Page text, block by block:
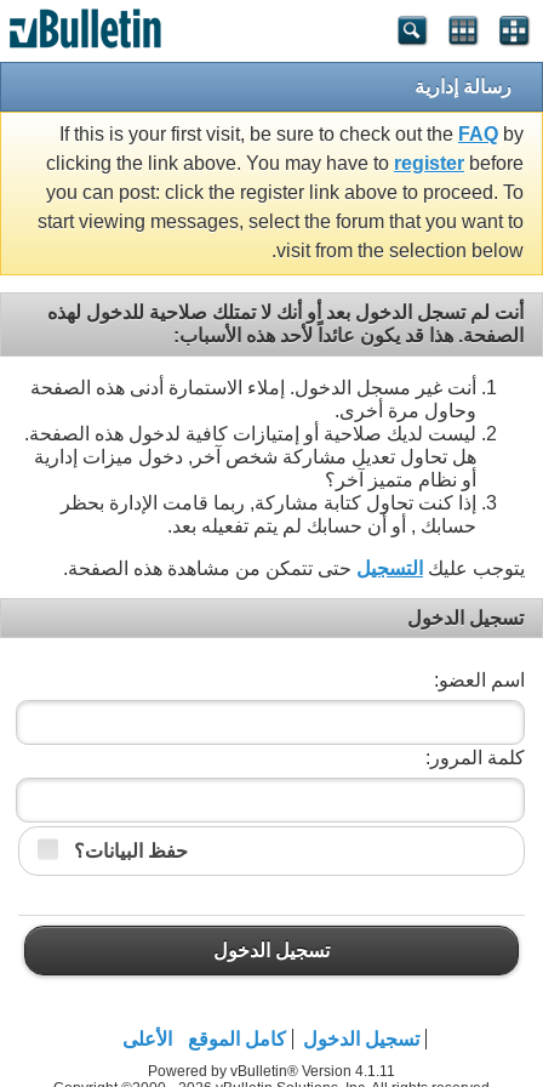
رسالة إدارية
If this is your first visit, be sure to check out the FAQ by
clicking the link above. You may have to register before
you can post: click the register link above to proceed. To
start viewing messages, select the forum that you want to
visit from the selection below.
أنت لم تسجل الدخول بعد أو أنك لا تمتلك صلاحية للدخول لهذه
الصفحة. هذا قد يكون عائداً لأحد هذه الأسباب:
أنت غير مسجل الدخول. إملاء الاستمارة أدنى هذه الصفحة
وحاول مرة أخرى.
ليست لديك صلاحية أو إمتيازات كافية لدخول هذه الصفحة.
هل تحاول تعديل مشاركة شخص آخر, دخول ميزات إدارية
أو نظام متميز آخر؟
إذا كنت تحاول كتابة مشاركة, ربما قامت الإدارة بحظر
حسابك , أو أن حسابك لم يتم تفعيله بعد.
يتوجب عليك التسجيل حتى تتمكن من مشاهدة هذه الصفحة.
تسجيل الدخول
اسم العضو:
كلمة المرور:
حفظ البيانات؟
تسجيل الدخول
تسجيل الدخول كامل الموقع الأعلى
Powered by vBulletin® Version 4.1.11